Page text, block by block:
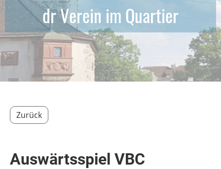
dr Verein im Quartier
Zurück
Auswärtsspiel VBC